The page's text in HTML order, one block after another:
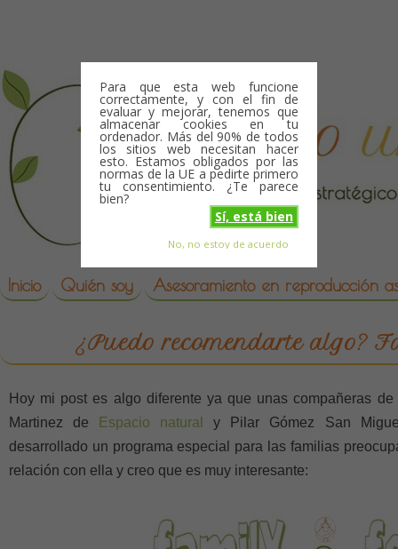
Para que esta web funcione
correctamente, y con el fin de
evaluar y mejorar, tenemos que
almacenar cookies en tu
ordenador. Más del 90% de todos
los sitios web necesitan hacer
esto. Estamos obligados por las
normas de la UE a pedirte primero
tu consentimiento. ¿Te parece
bien?
Sí, está bien
No, no estoy de acuerdo
reproduccion asistida
Skip to content
Inicio Quién soy Asesoramiento en reproducción
¿Puedo recomendarte algo?
Hoy mi post es algo diferente ya que unas compañeras
Martinez de
Espacio natural
y Pilar Gómez San
desarrollado un programa especial para las familias
relación con ella y creo que es muy interesante: